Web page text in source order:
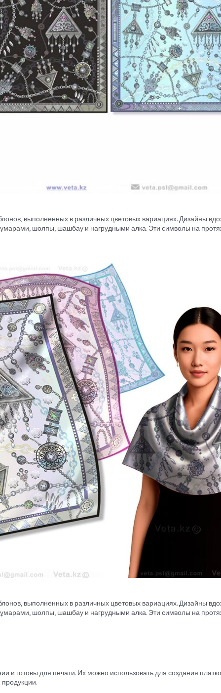
выполненных в различных цветовых вариациях. Дизайны
шолпы, шашбау и нагрудными алка. Эти символы на
выполненных в различных цветовых вариациях. Дизайны
шолпы, шашбау и нагрудными алка. Эти символы на
готовы для печати. Их можно использовать для создания